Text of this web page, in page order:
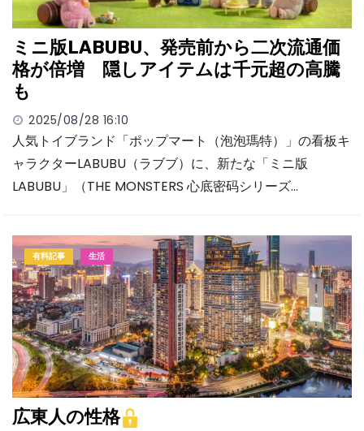
ミニ版LABUBU、発売前から二次流通価
格が倍増 隠しアイテムは千元超の高騰
も
2025/08/28 16:10
人気トイブランド「ポップマート（泡泡瑪特）」の看板キ
ャラクターLABUBU（ラブブ）に、新たな「ミニ版
LABUBU」（THE MONSTERS 心底密码シリーズ…
有料記事 生活
広東人の性格